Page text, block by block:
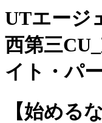
UTエージ
西第三
イト・パ
【始める